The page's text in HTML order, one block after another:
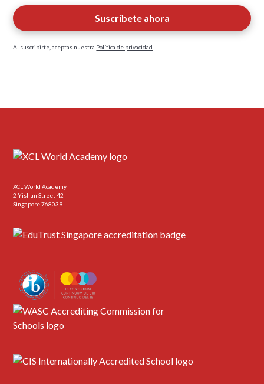
Al suscribirte, aceptas nuestra Política de privacidad
XCL World Academy
2 Yishun Street 42
Singapore 768039